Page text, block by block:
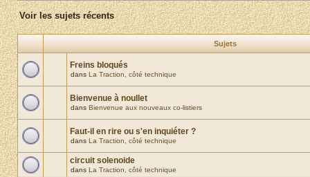
Voir les sujets récents
Sujets
Freins bloqués
dans La Traction, côté technique
Bienvenue à noullet
dans Bienvenue aux nouveaux co-listiers
Faut-il en rire ou s'en inquiéter ?
dans La Traction, côté technique
circuit solenoide
dans La Traction, côté technique